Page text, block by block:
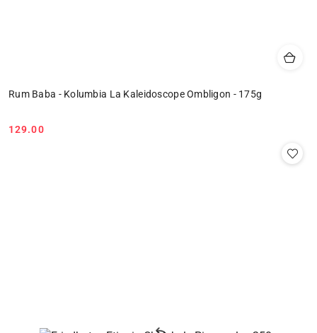
Rum Baba - Kolumbia La Kaleidoscope Ombligon - 175g
Cena:
129.00